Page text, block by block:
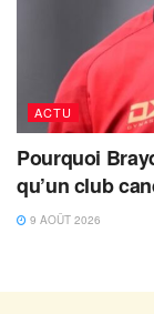
ACTU
Pourquoi
qu’un club
9 AOÛT 2026